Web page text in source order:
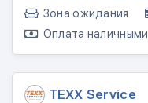
Зона ожидания
Оплата наличными
TEXX Service